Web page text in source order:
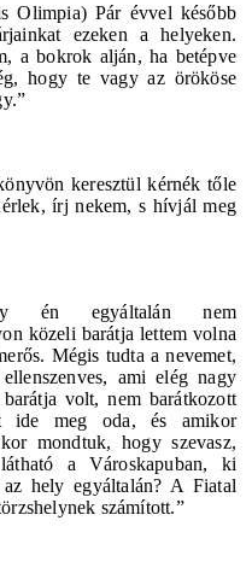
Olimpia) Pár évvel később
ezeken a helyeken.
a bokrok alján, ha betépve
hogy te vagy az örököse
keresztül kérnék tőle
írj nekem, s hívjál meg
én egyáltalán nem
közeli barátja lettem volna
Mégis tudta a nevemet,
ami elég nagy
volt, nem barátkozott
ide meg oda, és amikor
mondtuk, hogy szevasz,
a Városkapuban, ki
hely egyáltalán? A Fiatal
számított.”